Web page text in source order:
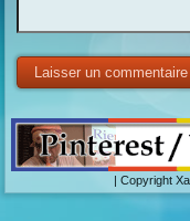
| Copyright